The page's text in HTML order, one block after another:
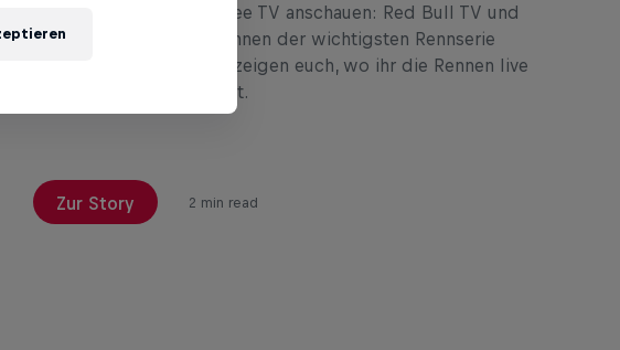
Die DTM 2026 live im Free TV anschauen: Red Bull TV und
ServusTV zeigen alle Rennen der wichtigsten Rennserie
Deutschlands LIVE! Wir zeigen euch, wo ihr die Rennen live
im Free-TV erleben könnt.
Zur Story 2 min read